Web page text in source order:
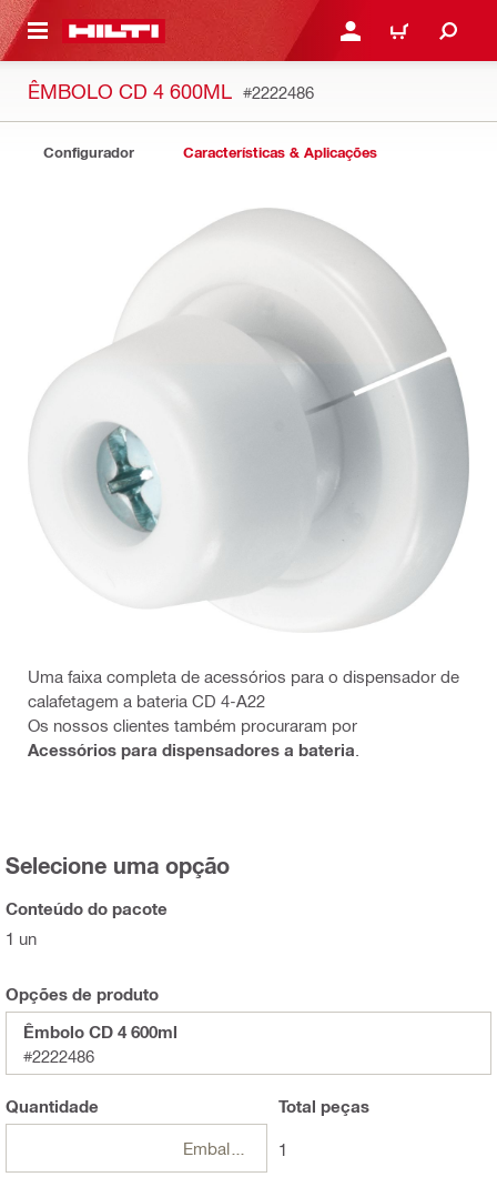
PRINCIPAL ENTRAR OU CADASTRAR
CARRINHO
ÊMBOLO CD 4 600ML #2222486
Configurador Características & Aplicações
Uma faixa completa de acessórios para o dispensador de
calafetagem a bateria CD 4-A22
Os nossos clientes também procuraram por
Acessórios para dispensadores a bateria
Selecione uma opção
Conteúdo do pacote
1 un
Opções de produto
Êmbolo CD 4 600ml
#2222486
Quantidade
Embalagens
Total peças
1